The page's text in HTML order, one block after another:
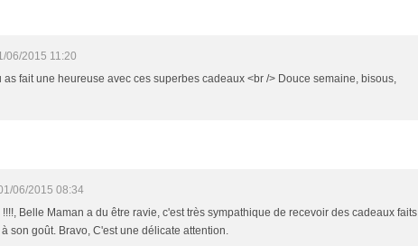
06/2015 11:20
as fait une heureuse avec ces superbes cadeaux <br /> Douce semaine, bisous,
06/2015 08:34
Belle Maman a du être ravie, c'est très sympathique de recevoir des cadeaux faits
son goût. Bravo, C'est une délicate attention.